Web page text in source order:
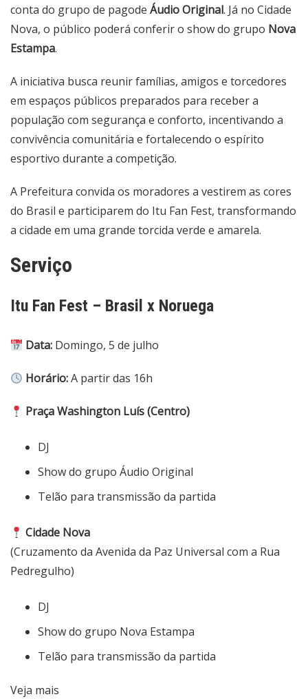
conta do grupo de pagode Áudio Original. Já no Cidade
Nova, o público poderá conferir o show do grupo Nova
Estampa.
A iniciativa busca reunir famílias, amigos e torcedores
em espaços públicos preparados para receber a
população com segurança e conforto, incentivando a
convivência comunitária e fortalecendo o espírito
esportivo durante a competição.
A Prefeitura convida os moradores a vestirem as cores
do Brasil e participarem do Itu Fan Fest, transformando
a cidade em uma grande torcida verde e amarela.
Serviço
Itu Fan Fest – Brasil x Noruega
Data: Domingo, 5 de julho
Horário:A partir das 16h
Praça Washington Luís (Centro)
DJ
Show do grupo Áudio Original
Telão para transmissão da partida
Cidade Nova
(Cruzamento da Avenida da Paz Universal com a Rua
Pedregulho)
DJ
Show do grupo Nova Estampa
Telão para transmissão da partida
Veja mais